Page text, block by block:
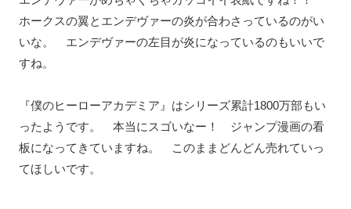
ホークスの翼とエンデヴァーの炎が合わさっているのがい
いな。 エンデヴァーの左目が炎になっているのもいいで
すね。
『僕のヒーローアカデミア』はシリーズ累計1800万部もい
ったようです。 本当にスゴいなー！ ジャンプ漫画の看
板になってきていますね。 このままどんどん売れていっ
てほしいです。